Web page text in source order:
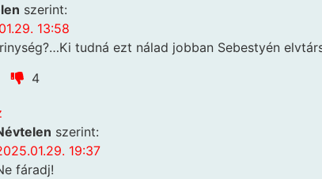
szerint:
13:58
tudná ezt nálad jobban Sebestyén
4
szerint:
19:37
fáradj!